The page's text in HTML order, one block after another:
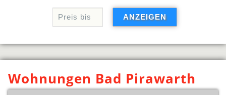
Wohnungen Bad Pirawarth